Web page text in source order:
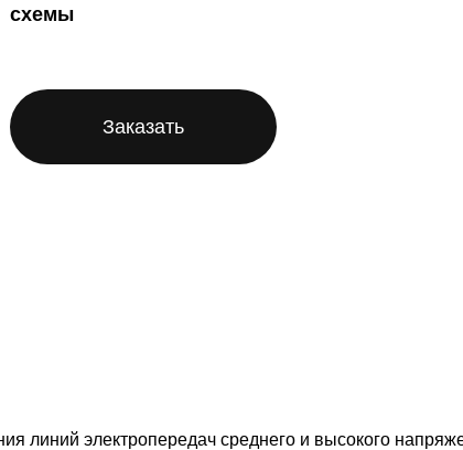
схемы
Заказать
линий электропередач среднего и высокого